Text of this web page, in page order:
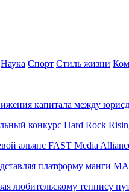
Наука Спорт Стиль жизни
капитала между
конкурс Hard Rock
альянс FAST Media
платформу манги
любительскому теннису